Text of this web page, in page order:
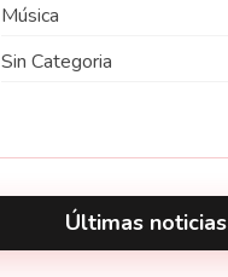
Música
Sin Categoria
Últimas noticias